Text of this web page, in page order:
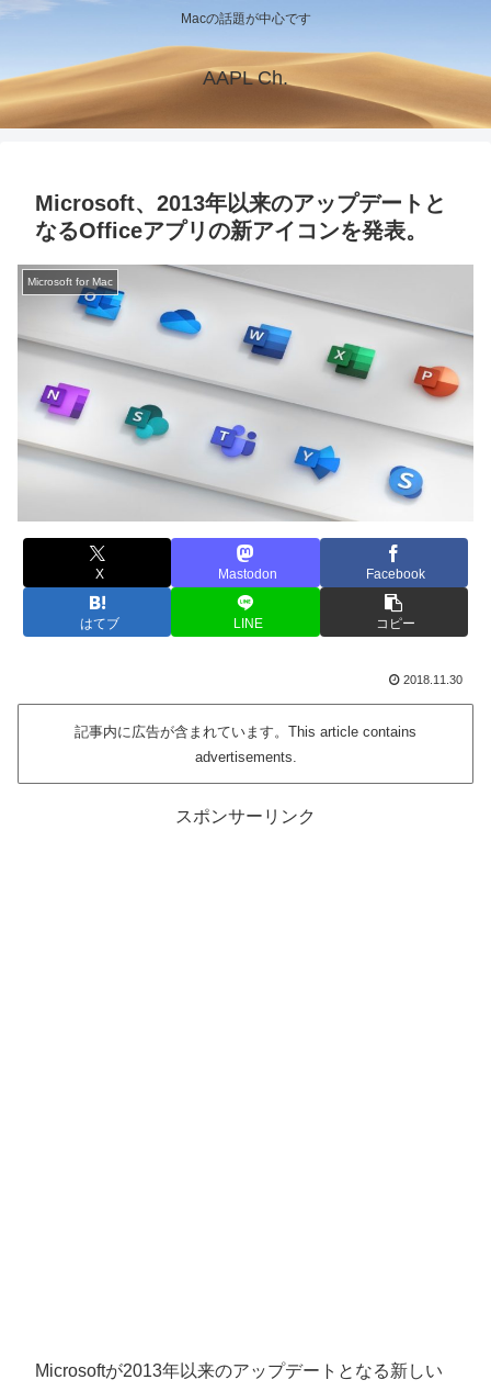
Macの話題が中心です
AAPL Ch.
Microsoft、2013年以来のアップデートと
なるOfficeアプリの新アイコンを発表。
Microsoft for Mac
X Mastodon Facebook
はてブ LINE コピー
2018.11.30
記事内に広告が含まれています。This article contains
advertisements.
スポンサーリンク
Microsoftが2013年以来のアップデートとなる新しい